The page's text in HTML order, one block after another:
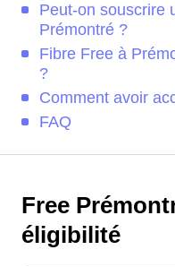
Peut-on souscrire
Prémontré ?
Fibre Free à
?
Comment avoir
FAQ
Free
éligibilité